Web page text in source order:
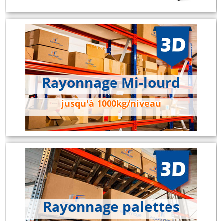
Rayonnage Mi-lourd
jusqu'à 1000kg/niveau
Rayonnage palettes